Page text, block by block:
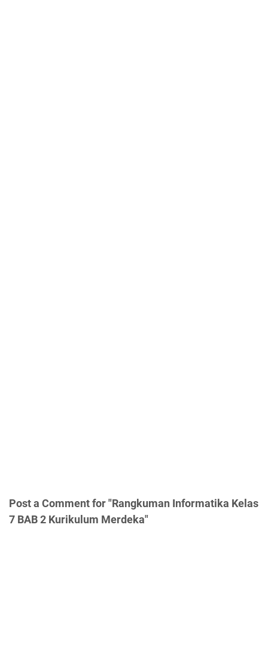
Post a Comment for "Rangkuman Informatika Kelas
7 BAB 2 Kurikulum Merdeka"